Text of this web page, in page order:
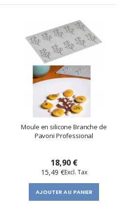
Moule en silicone Branche de
Pavoni Professional
18,90 €
15,49 €
AJOUTER AU PANIER